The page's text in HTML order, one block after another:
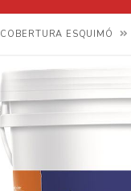
COBERTURA ESQUIMÓ